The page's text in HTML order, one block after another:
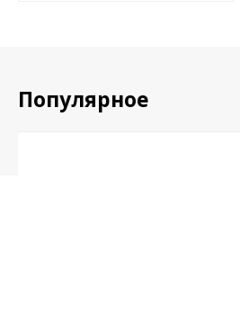
Популярное